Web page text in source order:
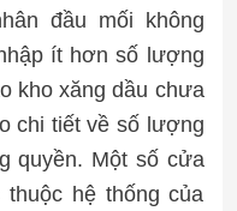
đầu mối không
ít hơn số lượng
kho xăng dầu chưa
chi tiết về số lượng
quyền. Một số cửa
hệ thống của